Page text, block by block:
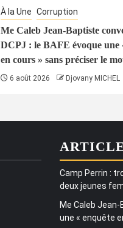
À la Une Corruption
Me Caleb Jean-Baptiste
DCPJ : le BAFE évoque une
en cours » sans préciser le
6 août 2026 Djovany MICHEL
Camp Perrin :
deux jeunes
Me Caleb Jean-
une « enquête